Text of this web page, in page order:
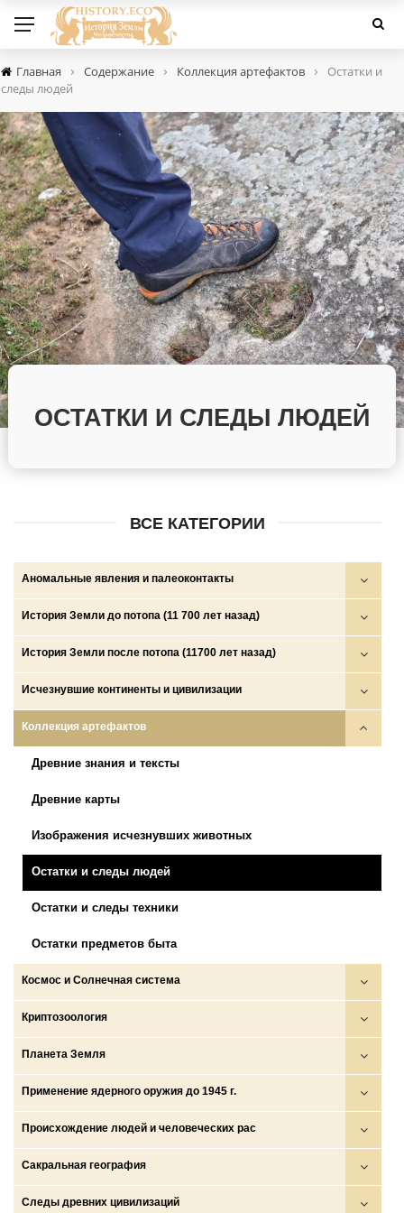
Главная › Содержание › Коллекция артефактов ›
Остатки и
следы людей
ОСТАТКИ И СЛЕДЫ ЛЮДЕЙ
ВСЕ КАТЕГОРИИ
Аномальные явления и палеоконтакты
Круги на полях
НЛО
НПО и НСО
Палеоконтакты
Телекинез, телепортация, левитация…
История Земли до потопа (11 700 лет назад)
Войны богов, демонов и людей
Глобальные катастрофы
Золотой век
Катастрофа на рубеже плейстоцена и голоцена и исход
История Земли после потопа (11700 лет назад)
Аратта
Древние государства (ариев, скифов, сарматов и др.)
Империи амазонок
Исход протоиндоевропейцев
Потоп
Становление современной системы границ и языков
Тартария
Исчезнувшие континенты и цивилизации
Боги, демоны, люди
Волшебные народы
Исчезнувшие животные
Исчезнувшие континенты
Исчезнувшие цивилизации
Легенды о Стране бессмертных
Химеры
Коллекция артефактов
Древние знания и тексты
Древние карты
Изображения исчезнувших животных
Остатки и следы людей
Остатки и следы техники
Остатки предметов быта
Космос и Солнечная система
Космос
Луна
Планеты и спутники
Солнечная система
Криптозоология
Драконы
Морские и океанские монстры
Озерные и речные монстры
Подземные обитатели
Снежный человек
Планета Земля
Внутреннее строение Земли
Геологическая история Земли
Древние сети Земли
Земля как планета
Применение ядерного оружия до 1945 г.
Жизнь до
Пост апокалипсис
Самоопределение наций и появление границ
Происхождение людей и человеческих рас
Генетические исследования
Происхождение человека
Сакральная география
Города на Луне
Следы древних цивилизаций